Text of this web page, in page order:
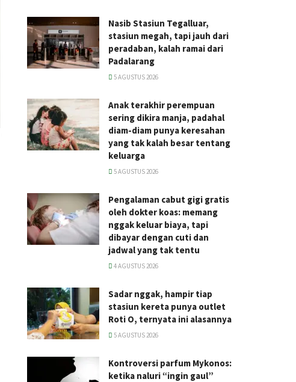
Nasib Stasiun Tegalluar,
stasiun megah, tapi jauh dari
peradaban, kalah ramai dari
Padalarang
5 AGUSTUS 2026
Anak terakhir perempuan
sering dikira manja, padahal
diam-diam punya keresahan
yang tak kalah besar tentang
keluarga
5 AGUSTUS 2026
Pengalaman cabut gigi gratis
oleh dokter koas: memang
nggak keluar biaya, tapi
dibayar dengan cuti dan
jadwal yang tak tentu
4 AGUSTUS 2026
Sadar nggak, hampir tiap
stasiun kereta punya outlet
Roti O, ternyata ini alasannya
5 AGUSTUS 2026
Kontroversi parfum Mykonos:
ketika naluri “ingin gaul”